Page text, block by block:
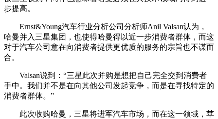
步提高。
Ernst&Young汽车行业分析公司分析师Anil Valsan认为，
哈曼并入三星集团，也使得哈曼得以近一步消费者群体，而这
对于汽车公司意在向消费者提供更优质的服务的宗旨也不谋而
合。
Valsan说到：“三星此次并购是想把自己完全交到消费者
手中。我们并不是在向其他公司发起竞争，而是在寻找特定的
消费者群体。”
此次收购哈曼，三星将进军汽车市场，而在这一领域，苹